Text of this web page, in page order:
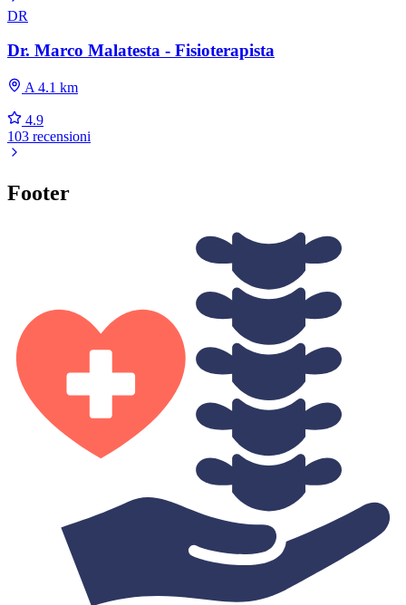
DR
Dr. Marco Malatesta - Fisioterapista
A 4.1 km
4.9
103 recensioni
Footer